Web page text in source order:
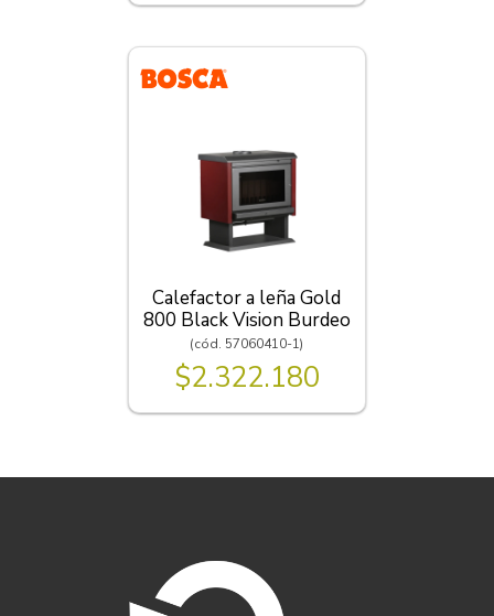
Calefactor a leña Gold
800 Black Vision Burdeo
(cód. 57060410-1)
$2.322.180